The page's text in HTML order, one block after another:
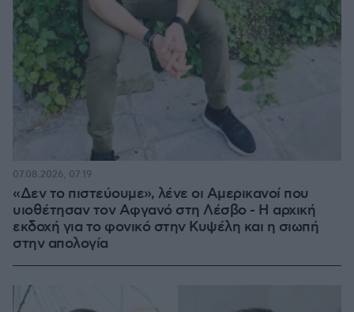
«Δεν το πιστεύουμε», λένε οι Αμερικανοί που
υιοθέτησαν τον Αφγανό στη Λέσβο - Η αρχική
εκδοχή για το φονικό στην Κυψέλη και η σιωπή
στην απολογία
07.08.2026, 07:19